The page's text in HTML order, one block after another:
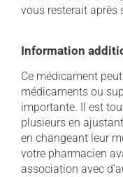
vous resterait après
Information
Ce médicament
médicaments ou
importante. Il est
plusieurs en
en changeant leur
votre pharmacien
association avec